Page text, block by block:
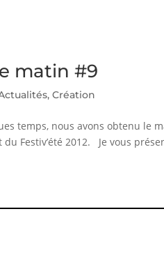
matin #9
,Création
temps, nous avons obtenu le
Festiv’été 2012. Je vous